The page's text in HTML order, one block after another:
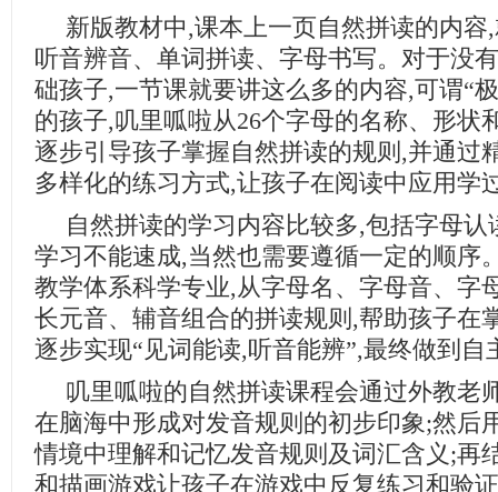
新版教材中,课本上一页自然拼读的内
听音辨音、单词拼读、字母书写。对于没
础孩子,一节课就要讲这么多的内容,可谓“
的孩子,叽里呱啦从26个字母的名称、形状
逐步引导孩子掌握自然拼读的规则,并通过
多样化的练习方式,让孩子在阅读中应用学
自然拼读的学习内容比较多,包括字母
学习不能速成,当然也需要遵循一定的顺序
教学体系科学专业,从字母名、字母音、字
长元音、辅音组合的拼读规则,帮助孩子在
逐步实现“见词能读,听音能辨”,最终做到自
叽里呱啦的自然拼读课程会通过外教老
在脑海中形成对发音规则的初步印象;然后
情境中理解和记忆发音规则及词汇含义;再
和描画游戏让孩子在游戏中反复练习和验